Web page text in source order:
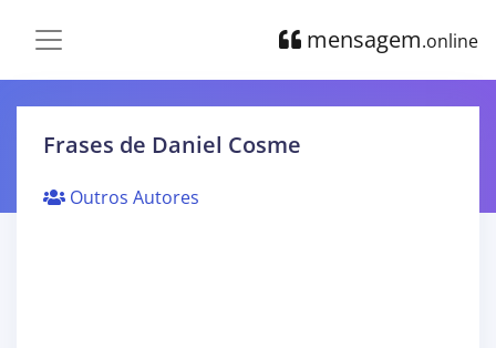
mensagem.online
Frases de Daniel Cosme
Outros Autores